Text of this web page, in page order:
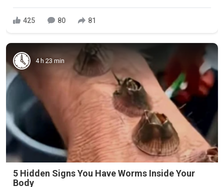
425 80 81
4 h 23 min
5 Hidden Signs You Have Worms Inside Your
Body